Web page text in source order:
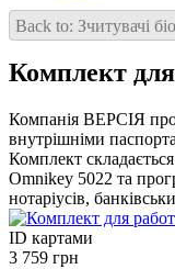
Back to: Зчитувачі
Комплект
Компанія ВЕРСІЯ
внутрішніми
Комплект
Omnikey 5022 та
нотаріусів,
ID картами
3 759 грн